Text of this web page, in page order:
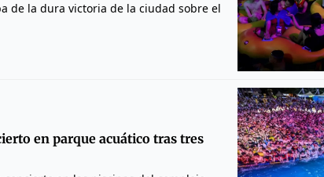
de la dura victoria de la ciudad sobre el
en parque acuático tras tres